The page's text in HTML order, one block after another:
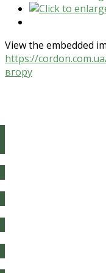
View the embedded
https://
вгору